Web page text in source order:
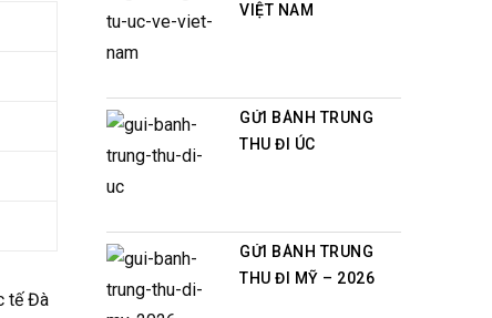
tế Đà
VIỆT NAM
GỬI BÁNH TRUNG
THU ĐI ÚC
GỬI BÁNH TRUNG
THU ĐI MỸ – 2026